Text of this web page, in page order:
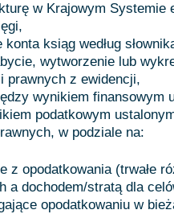
w Krajowym Systemie
ksiąg według
wytworzenie lub
prawnych z ewidencji,
wynikiem finansowym
podatkowym
w podziale na:
z opodatkowania (trwałe
a dochodem/stratą dla
opodatkowaniu w